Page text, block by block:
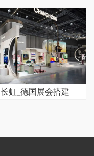
长虹_德国展会搭建